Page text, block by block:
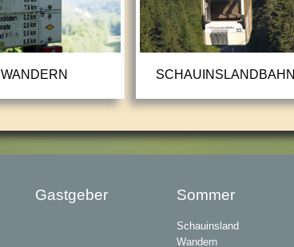
WANDERN SCHAUINSLANDBAHN
Gastgeber Sommer
Schauinsland
Wandern